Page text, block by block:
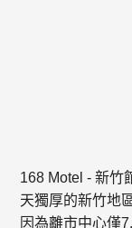
168 Motel - 新竹
天獨厚的新竹地
因為離市中心僅